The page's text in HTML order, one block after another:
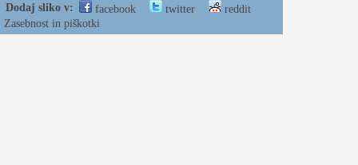
Dodaj sliko v:
facebook twitter
reddit
Zasebnost in piškotki